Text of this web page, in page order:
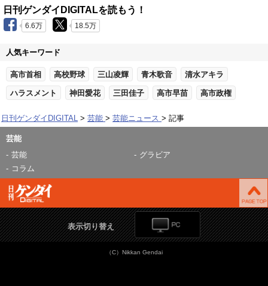
日刊ゲンダイDIGITALを読もう！
6.6万 18.5万
人気キーワード
高市首相 高校野球 三山凌輝 青木歌音 清水アキラ
ハラスメント 神田愛花 三田佳子 高市早苗 高市政権
日刊ゲンダイDIGITAL 芸能 芸能ニュース 記事
芸能
芸能
グラビア
コラム
表示切り替え
（C）Nikkan Gendai